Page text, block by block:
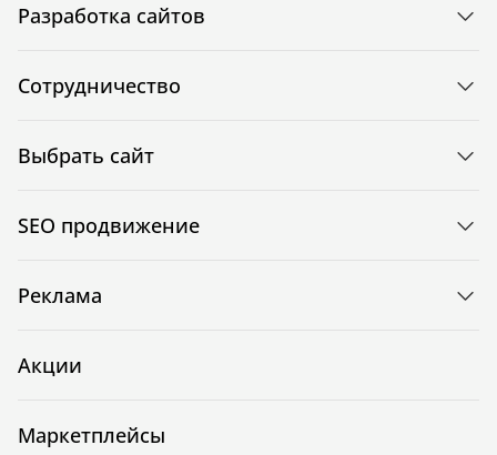
Разработка сайтов
Сотрудничество
Выбрать сайт
SEO продвижение
Реклама
Акции
Маркетплейсы